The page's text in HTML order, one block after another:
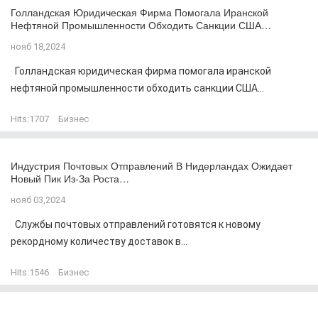
Голландская Юридическая Фирма Помогала Иранской
Нефтяной Промышленности Обходить Санкции США…
нояб 18,2024
Голландская юридическая фирма помогала иранской
нефтяной промышленности обходить санкции США...
Hits:1707 Бизнес
Индустрия Почтовых Отправлений В Нидерландах Ожидает
Новый Пик Из-За Роста…
нояб 03,2024
Службы почтовых отправлений готовятся к новому
рекордному количеству доставок в...
Hits:1546 Бизнес